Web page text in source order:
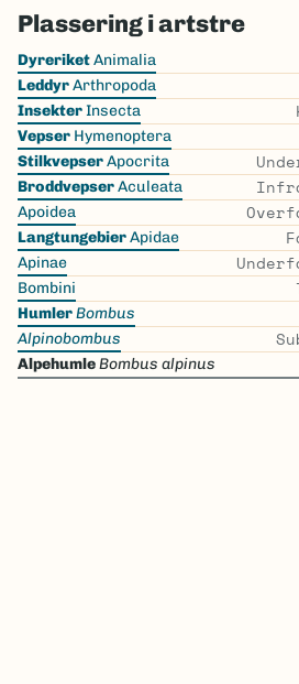
Plassering i artstre
Skip
the
list
DyreriketAnimalia
LeddyrArthropoda
InsekterInsecta
Vepser Hymenoptera
StilkvepserApocrita
BroddvepserAculeata
Apoidea
LangtungebierApidae
Apinae
Bombini
HumlerBombus
Alpinobombus
AlpehumleBombus alpinus